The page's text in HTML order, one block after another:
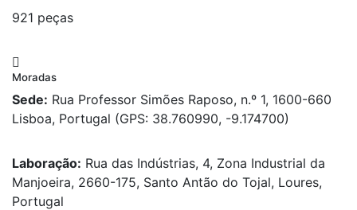
921 peças
Moradas
Sede: Rua Professor Simões Raposo, n.º 1, 1600-660
Lisboa, Portugal (GPS: 38.760990, -9.174700)
Laboração: Rua das Indústrias, 4, Zona Industrial da
Manjoeira, 2660-175, Santo Antão do Tojal, Loures,
Portugal